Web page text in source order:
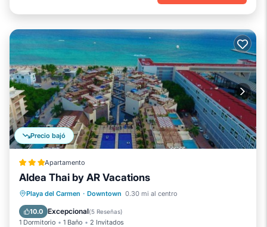
Precio bajó
Apartamento
Aldea Thai by AR Vacations
Playa del Carmen · Downtown 0.30 mi al centro
10.0 Excepcional(5 Reseñas)
1 Dormitorio 1 Baño 2 Invitados
Frente al mar Spa
Piscina
Vista al mar